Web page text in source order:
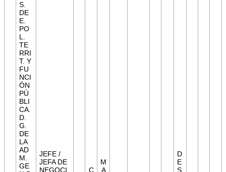
S.
DE
E.
PO
L.
TE
RRI
T. Y
FU
NCI
ÓN
PÚ
BLI
CA.
D.
G.
DE
LA
AD
M.
GE
JEFE /
JEFA DE
NEGOCI
C
M
A
D
E
S